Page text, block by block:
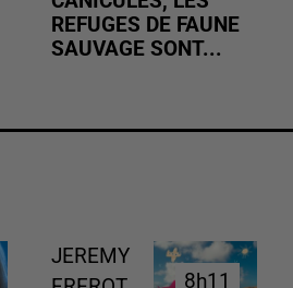
REFUGES DE FAUNE
SAUVAGE SONT...
JEREMY
8h11
8h11